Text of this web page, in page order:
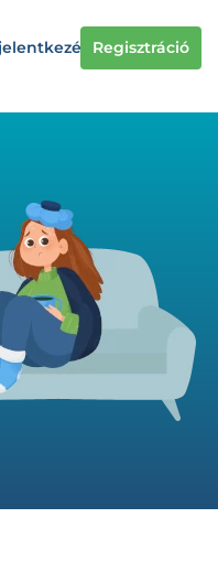
Regisztráció